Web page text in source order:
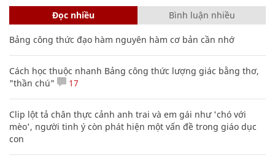
Đọc nhiều Bình luận nhiều
Bảng công thức đạo hàm nguyên hàm cơ bản cần nhớ
Cách học thuộc nhanh Bảng công thức lượng giác bằng thơ,
"thần chú"
17
Clip lột tả chân thực cảnh anh trai và em gái như 'chó với
mèo', người tinh ý còn phát hiện một vấn đề trong giáo dục
con